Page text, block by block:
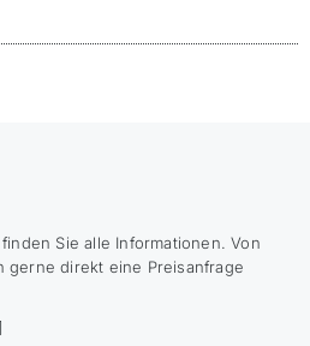
Sie alle Informationen. Von
gerne direkt eine Preisanfrage
]